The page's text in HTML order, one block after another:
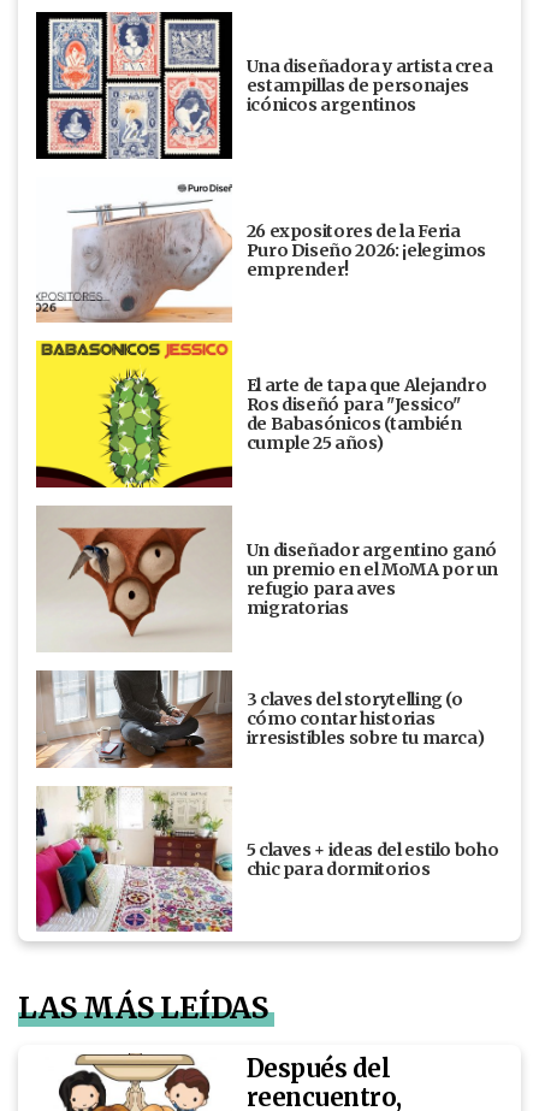
Una diseñadora y artista crea
estampillas de personajes
icónicos argentinos
26 expositores de la Feria
Puro Diseño 2026: ¡elegimos
emprender!
El arte de tapa que Alejandro
Ros diseñó para "Jessico"
de Babasónicos (también
cumple 25 años)
Un diseñador argentino ganó
un premio en el MoMA por un
refugio para aves
migratorias
3 claves del storytelling (o
cómo contar historias
irresistibles sobre tu marca)
5 claves + ideas del estilo boho
chic para dormitorios
LAS MÁS LEÍDAS
Después del
reencuentro,